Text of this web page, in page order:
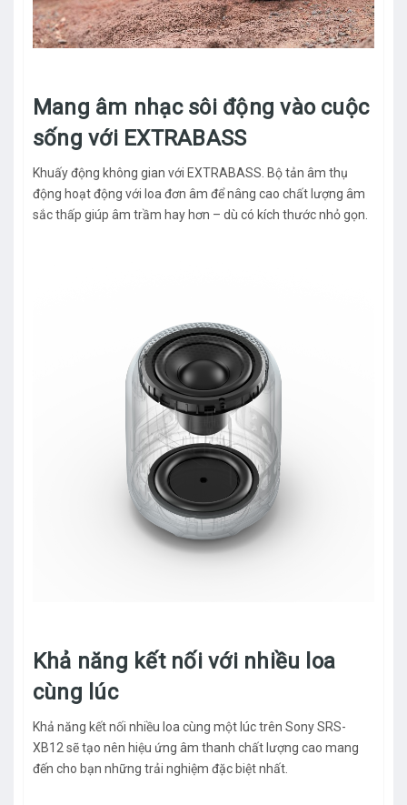
Mang âm nhạc sôi động vào cuộc
sống với EXTRABASS
Khuấy động không gian với EXTRABASS. Bộ tản âm thụ
động hoạt động với loa đơn âm để nâng cao chất lượng âm
sắc thấp giúp âm trầm hay hơn – dù có kích thước nhỏ gọn.
Khả năng kết nối với nhiều loa
cùng lúc
Khả năng kết nối nhiều loa cùng một lúc trên Sony SRS-
XB12 sẽ tạo nên hiệu ứng âm thanh chất lượng cao mang
đến cho bạn những trải nghiệm đặc biệt nhất.